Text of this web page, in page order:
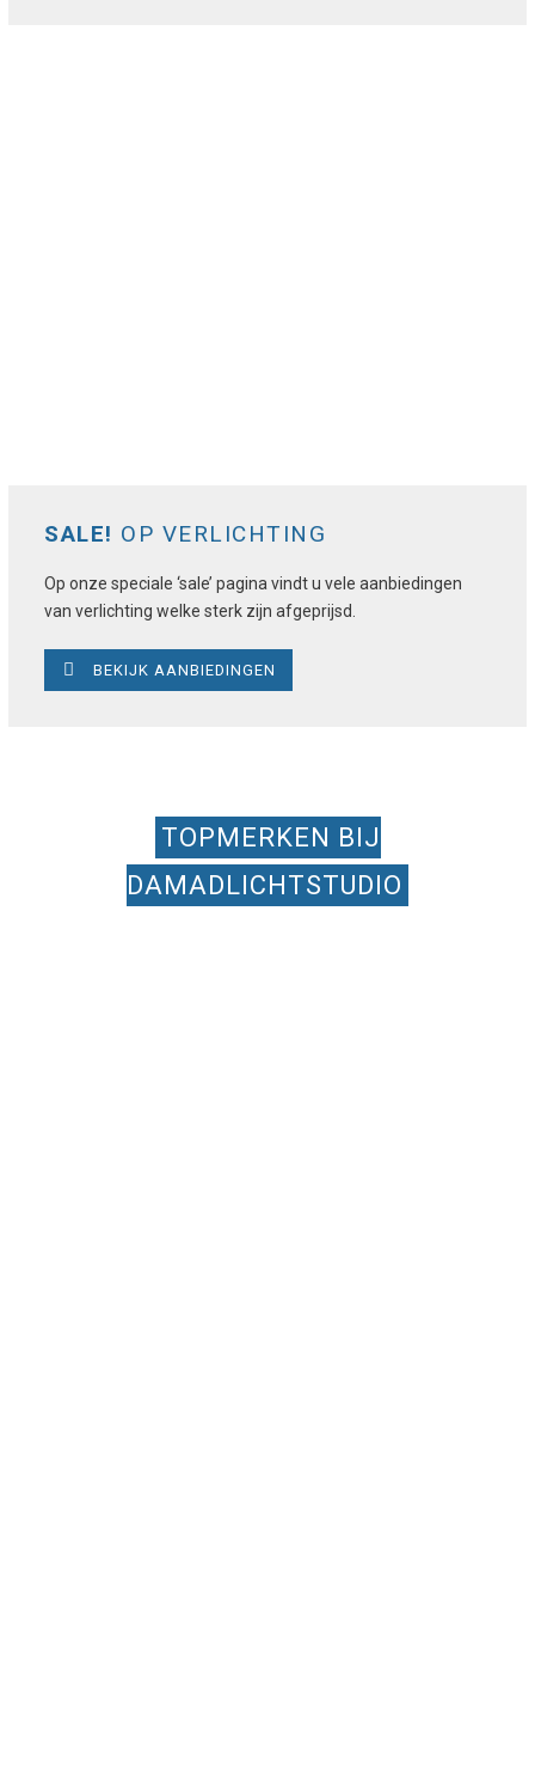
SALE! OP VERLICHTING
Op onze speciale ‘sale’ pagina vindt u vele aanbiedingen
van verlichting welke sterk zijn afgeprijsd.
BEKIJK AANBIEDINGEN
TOPMERKEN BIJ
DAMADLICHTSTUDIO